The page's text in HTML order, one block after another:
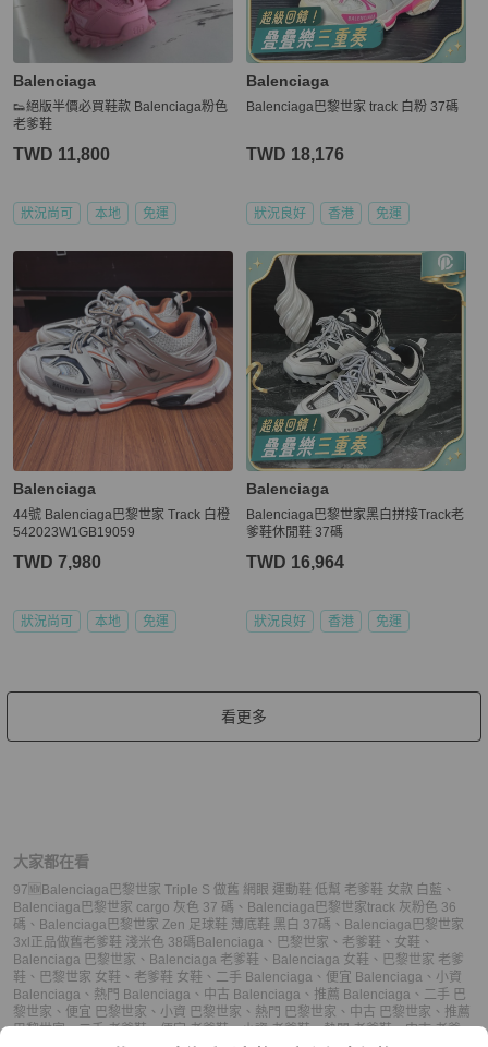
Balenciaga
👟絕版半價必買鞋款 Balenciaga粉色
老爹鞋
TWD 11,800
狀況尚可 本地 免運
Balenciaga
Balenciaga巴黎世家 track 白粉 37碼
TWD 18,176
狀況良好 香港 免運
Balenciaga
44號 Balenciaga巴黎世家 Track 白橙
542023W1GB19059
TWD 7,980
狀況尚可 本地 免運
Balenciaga
Balenciaga巴黎世家黑白拼接Track老
爹鞋休閒鞋 37碼
TWD 16,964
狀況良好 香港 免運
看更多
大家都在看
97🆕Balenciaga巴黎世家 Triple S 做舊 網眼 運動鞋 低幫 老爹鞋 女款 白藍 、
Balenciaga巴黎世家 cargo 灰色 37 碼 、 Balenciaga巴黎世家track 灰粉色 36
碼 、 Balenciaga巴黎世家 Zen 足球鞋 薄底鞋 黑白 37碼 、 Balenciaga巴黎世家
3xl正品做舊老爹鞋 淺米色 38碼Balenciaga 、 巴黎世家 、 老爹鞋 、 女鞋 、
Balenciaga 巴黎世家 、 Balenciaga 老爹鞋 、 Balenciaga 女鞋 、 巴黎世家 老爹
鞋 、 巴黎世家 女鞋 、 老爹鞋 女鞋 、 二手 Balenciaga 、 便宜 Balenciaga 、 小資
Balenciaga 、 熱門 Balenciaga 、 中古 Balenciaga 、 推薦 Balenciaga 、 二手 巴
黎世家 、 便宜 巴黎世家 、 小資 巴黎世家 、 熱門 巴黎世家 、 中古 巴黎世家 、 推薦
巴黎世家、二手 老爹鞋、便宜 老爹鞋、小資 老爹鞋、熱門 老爹鞋、中古 老爹